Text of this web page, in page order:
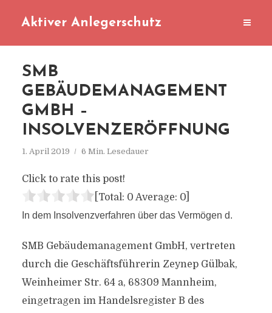
Aktiver Anlegerschutz
SMB
GEBÄUDEMANAGEMENT
GMBH –
INSOLVENZERÖFFNUNG
1. April 2019 6 Min. Lesedauer
Click to rate this post!
[Total: 0 Average: 0]
In dem Insolvenzverfahren über das Vermögen d.
SMB Gebäudemanagement GmbH, vertreten
durch die Geschäftsführerin Zeynep Gülbak,
Weinheimer Str. 64 a, 68309 Mannheim,
eingetragen im Handelsregister B des